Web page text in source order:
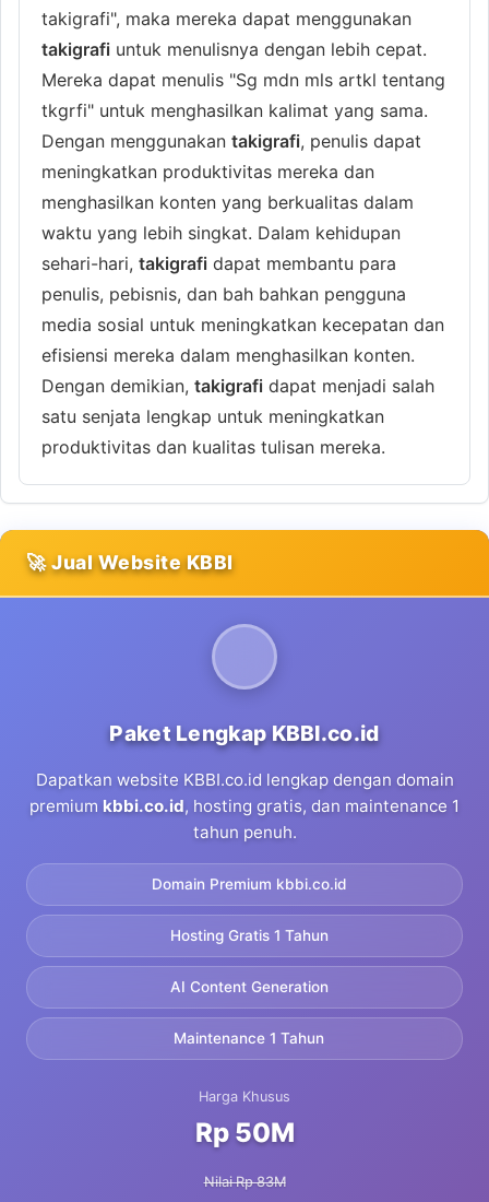
takigrafi", maka mereka dapat menggunakan
takigrafi untuk menulisnya dengan lebih cepat.
Mereka dapat menulis "Sg mdn mls artkl tentang
tkgrfi" untuk menghasilkan kalimat yang sama.
Dengan menggunakan takigrafi, penulis dapat
meningkatkan produktivitas mereka dan
menghasilkan konten yang berkualitas dalam
waktu yang lebih singkat. Dalam kehidupan
sehari-hari, takigrafi dapat membantu para
penulis, pebisnis, dan bah bahkan pengguna
media sosial untuk meningkatkan kecepatan dan
efisiensi mereka dalam menghasilkan konten.
Dengan demikian, takigrafi dapat menjadi salah
satu senjata lengkap untuk meningkatkan
produktivitas dan kualitas tulisan mereka.
🚀 Jual Website KBBI
Paket Lengkap KBBI.co.id
Dapatkan website KBBI.co.id lengkap dengan domain
premium kbbi.co.id, hosting gratis, dan maintenance 1
tahun penuh.
Domain Premium kbbi.co.id
Hosting Gratis 1 Tahun
AI Content Generation
Maintenance 1 Tahun
Harga Khusus
Rp 50M
Nilai Rp 83M